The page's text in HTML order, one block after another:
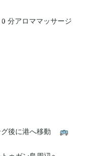
アロママッサージ
後に港へ移動 🚌